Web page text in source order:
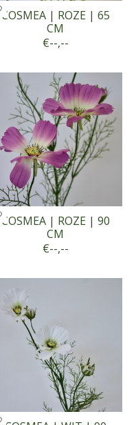
COSMEA | ROZE | 65
CM
€--,--
COSMEA | ROZE | 90
CM
€--,--